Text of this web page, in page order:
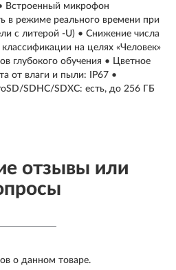
Встроенный микрофон
в режиме реального времени при
с литерой -U) • Снижение числа
на целях «Человек»
глубокого обучения • Цветное
от влаги и пыли: IP67 •
SDHC/SDXC: есть, до 256 ГБ
отзывы или
о данном товаре.